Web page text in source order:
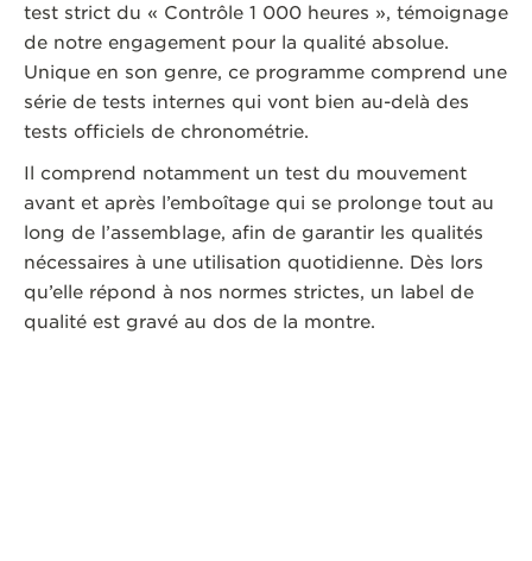
test strict du « Contrôle 1 000 heures », témoignage
de notre engagement pour la qualité absolue.
Unique en son genre, ce programme comprend une
série de tests internes qui vont bien au-delà des
tests officiels de chronométrie.
Il comprend notamment un test du mouvement
avant et après l’emboîtage qui se prolonge tout au
long de l’assemblage, afin de garantir les qualités
nécessaires à une utilisation quotidienne. Dès lors
qu’elle répond à nos normes strictes, un label de
qualité est gravé au dos de la montre.